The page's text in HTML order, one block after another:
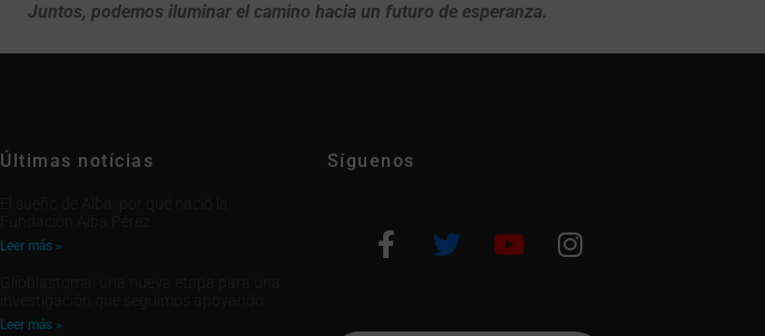
Juntos, podemos iluminar el camino hacia un futuro de esperanza.
Últimas notícias
Leer más »
Leer más »
Síguenos